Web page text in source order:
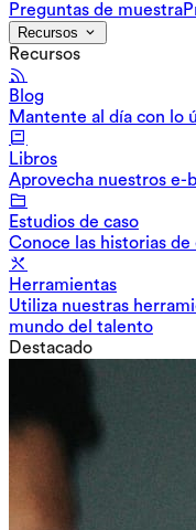
Preguntas de muestra
Recursos
Recursos
Blog
Mantente al día con lo
Libros
Aprovecha nuestros e-
Estudios de caso
Conoce las historias
Herramientas
Utiliza nuestras
mundo del talento
Destacado